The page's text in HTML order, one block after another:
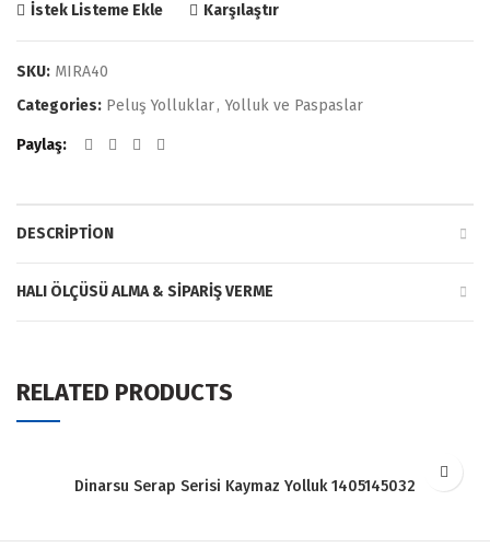
İstek Listeme Ekle Karşılaştır
SKU: MIRA40
Categories: Peluş Yolluklar, Yolluk ve Paspaslar
Paylaş
DESCRIPTION
HALI ÖLÇÜSÜ ALMA & SIPARIŞ VERME
RELATED PRODUCTS
Dinarsu Serap Serisi Kaymaz Yolluk 1405145032